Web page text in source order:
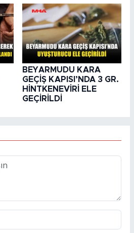
BEYARMUDU KARA
GEÇİŞ KAPISI’NDA 3 GR.
HİNTKENEVİRİ ELE
GEÇİRİLDİ